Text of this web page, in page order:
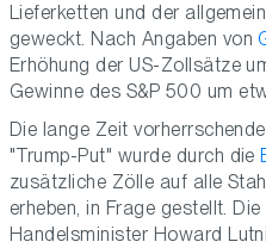
Lieferketten und der
geweckt. Nach Angaben von
Erhöhung der US-Zollsätze
Gewinne des S&P 500 um
Die lange Zeit
"Trump-Put" wurde durch die
zusätzliche Zölle auf alle
erheben, in Frage gestellt. Die
Handelsminister Howard